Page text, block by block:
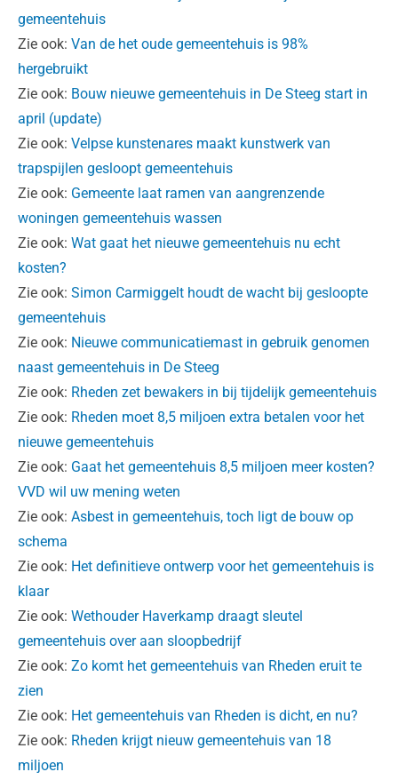
gemeentehuis
Zie ook: Van de het oude gemeentehuis is 98%
hergebruikt
Zie ook: Bouw nieuwe gemeentehuis in De Steeg start in
april (update)
Zie ook: Velpse kunstenares maakt kunstwerk van
trapspijlen gesloopt gemeentehuis
Zie ook: Gemeente laat ramen van aangrenzende
woningen gemeentehuis wassen
Zie ook: Wat gaat het nieuwe gemeentehuis nu echt
kosten?
Zie ook: Simon Carmiggelt houdt de wacht bij gesloopte
gemeentehuis
Zie ook: Nieuwe communicatiemast in gebruik genomen
naast gemeentehuis in De Steeg
Zie ook: Rheden zet bewakers in bij tijdelijk gemeentehuis
Zie ook: Rheden moet 8,5 miljoen extra betalen voor het
nieuwe gemeentehuis
Zie ook: Gaat het gemeentehuis 8,5 miljoen meer kosten?
VVD wil uw mening weten
Zie ook: Asbest in gemeentehuis, toch ligt de bouw op
schema
Zie ook: Het definitieve ontwerp voor het gemeentehuis is
klaar
Zie ook: Wethouder Haverkamp draagt sleutel
gemeentehuis over aan sloopbedrijf
Zie ook: Zo komt het gemeentehuis van Rheden eruit te
zien
Zie ook: Het gemeentehuis van Rheden is dicht, en nu?
Zie ook: Rheden krijgt nieuw gemeentehuis van 18
miljoen